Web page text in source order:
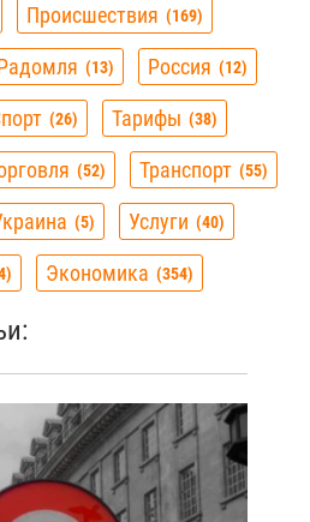
Происшествия 169
13 Россия 12
26 Тарифы 38
52 Транспорт 55
5 Услуги 40
Экономика 354